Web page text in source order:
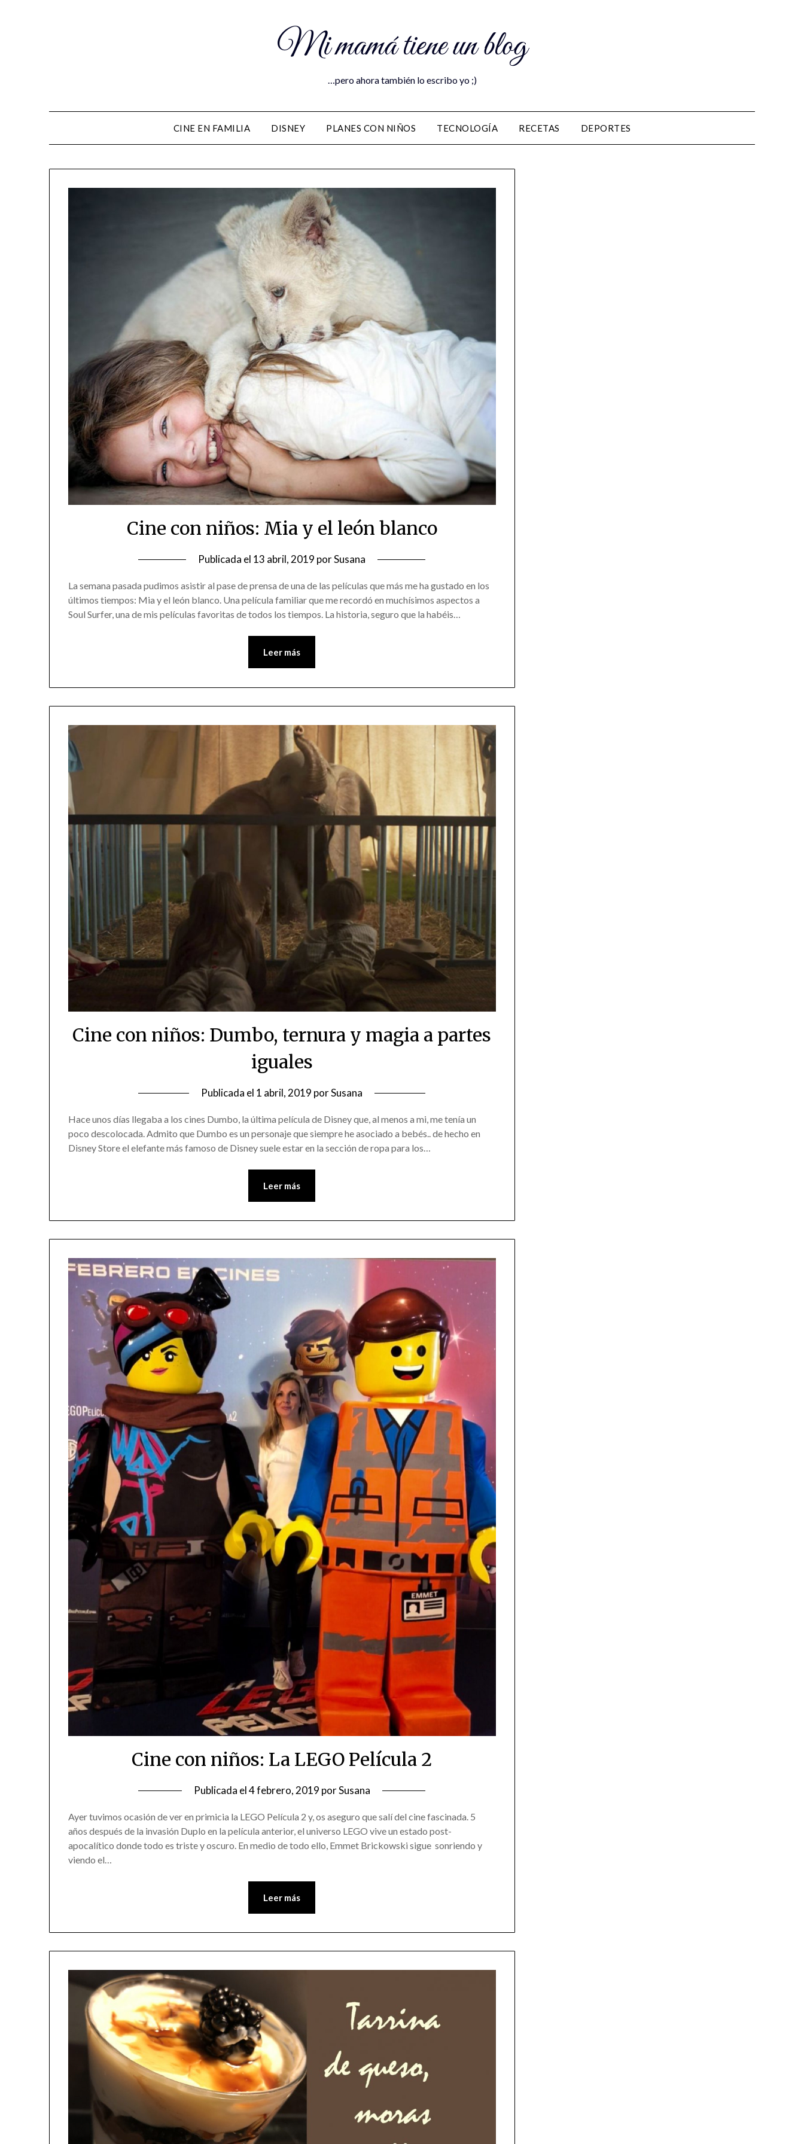
Mi mamá tiene un blog
…pero ahora también lo escribo yo ;)
CINE EN FAMILIA DISNEY PLANES CON NIÑOS TECNOLOGÍA RECETAS DEPORTES
Cine con niños: Mia y el león blanco
Publicada el 13 abril, 2019 porSusana
La semana pasada pudimos asistir al pase de prensa de una de las películas que más me ha gustado en los
últimos tiempos: Mia y el león blanco. Una película familiar que me recordó en muchísimos aspectos a
Soul Surfer, una de mis películas favoritas de todos los tiempos. La historia, seguro que la habéis…
Leer más
Cine con niños: Dumbo, ternura y magia a partes
iguales
Publicada el 1 abril, 2019 porSusana
Hace unos días llegaba a los cines Dumbo, la última película de Disney que, al menos a mi, me tenía un
poco descolocada. Admito que Dumbo es un personaje que siempre he asociado a bebés.. de hecho en
Disney Store el elefante más famoso de Disney suele estar en la sección de ropa para los…
Leer más
Cine con niños: La LEGO Película 2
Publicada el4 febrero, 2019 porSusana
Ayer tuvimos ocasión de ver en primicia la LEGO Película 2 y, os aseguro que salí del cine fascinada. 5
años después de la invasión Duplo en la película anterior, el universo LEGO vive un estado post-
apocalítico donde todo es triste y oscuro. En medio de todo ello, Emmet Brickowski sigue sonriendo y
viendo el…
Leer más